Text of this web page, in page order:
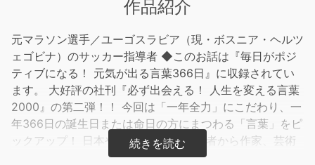
作品紹介
元マラソン選手／ユーゴスラビア（現・ボスニア・ヘルツ
ェゴビナ）のサッカー指導者 ◆このお話は『毎日がポジ
ティブになる！ 元気が出る言葉366日』に収録されてい
ます。 大好評の社刊『必ず出会える！ 人生を変える言葉
2000』の第二弾！！ 今回は「一年全力」にこだわり、一
年366日の誕生日または命日の方にまつわる「言葉」をピ
ックアップ！ 日本や海外の偉人、経営者から作家、芸術
家、マンガ家、アスリート、歌手、タレントなど幅広い人